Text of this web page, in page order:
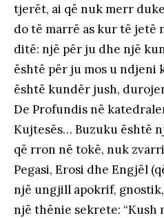
tjerët, ai që nuk merr
do të marrë as kur të jetë
ditë: një për ju dhe një
është për ju mos u ndjeni
është kundër jush,
De Profundis në
Kujtesës… Buzuku është
që rron në tokë, nuk
Pegasi, Erosi dhe Engjël
një ungjill apokrif,
një thënie sekrete: “Kush